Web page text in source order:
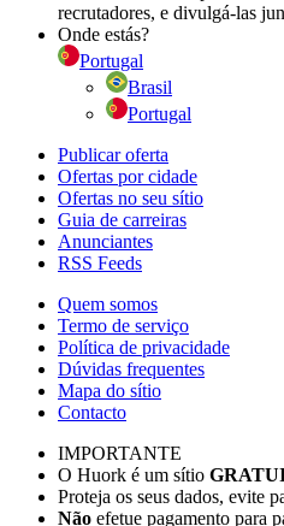
recrutadores, e divulgá-las
Onde estás?
Portugal
Brasil
Portugal
Publicar oferta
Ofertas por cidade
Ofertas no seu sítio
Guia de carreiras
Anunciantes
RSS Feeds
Quem somos
Termo de serviço
Política de privacidade
Dúvidas frequentes
Mapa do sítio
Contacto
IMPORTANTE
O Huork é um sítio
Proteja os seus dados, evite
Não efetue pagamento para